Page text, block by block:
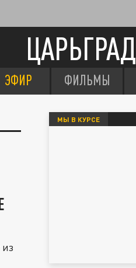
ЦАРЬГРАД
ЭФИР ФИЛЬМЫ
МЫ В КУРСЕ